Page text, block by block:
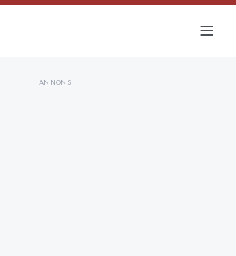
ANNONS